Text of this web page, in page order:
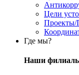
Цели
Где мы?
Наши